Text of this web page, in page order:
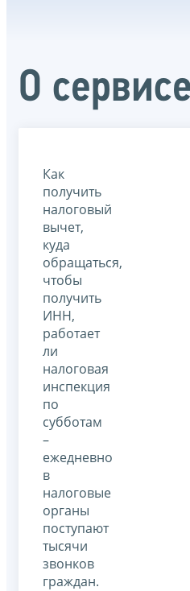
О сервисе
Как
получить
налоговый
вычет,
куда
обращаться,
чтобы
получить
ИНН,
работает
ли
налоговая
инспекция
по
субботам
–
ежедневно
в
налоговые
органы
поступают
тысячи
звонков
граждан.